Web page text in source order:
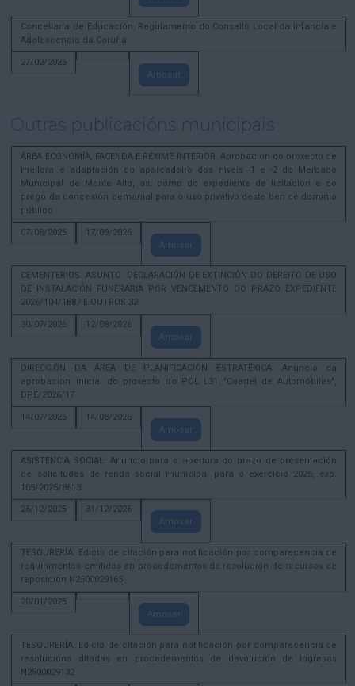
Concellaría de Educación. Regulamento do Consello Local da Infancia e
Adolescencia da Coruña
27/02/2026
Amosar
Outras publicacións municipais
ÁREA ECONOMÍA, FACENDA E RÉXIME INTERIOR. Aprobación do proxecto de
mellora e adaptación do aparcadoiro dos niveis -1 e -2 do Mercado
Municipal de Monte Alto, así como do expediente de licitación e do
prego da concesión demanial para o uso privativo deste ben de dominio
público
07/08/2026
17/09/2026
Amosar
CEMENTERIOS. ASUNTO: DECLARACIÓN DE EXTINCIÓN DO DEREITO DE USO
DE INSTALACIÓN FUNERARIA POR VENCEMENTO DO PRAZO EXPEDIENTE
2026/104/1887 E OUTROS 32
30/07/2026
12/08/2026
Amosar
DIRECCIÓN DA ÁREA DE PLANIFICACIÓN ESTRATÉXICA. Anuncio da
aprobación inicial do proxecto do POL L31 "Cuartel de Automóbiles",
DPE/2026/17
14/07/2026
14/08/2026
Amosar
ASISTENCIA SOCIAL. Anuncio para a apertura do prazo de presentación
de solicitudes de renda social municipal para o exercicio 2026, exp.
105/2025/8613
26/12/2025
31/12/2026
Amosar
TESOURERÍA. Edicto de citación para notificación por comparecencia de
requirimentos emitidos en procedementos de resolución de recursos de
reposición N2500029165
20/01/2025
Amosar
TESOURERÍA. Edicto de citación para notificación por comparecencia de
resolucións ditadas en procedementos de devolución de ingresos
N2500029132